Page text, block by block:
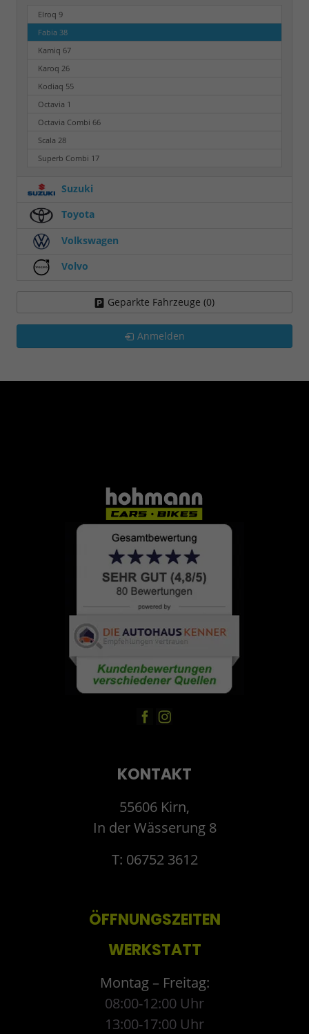
Elroq 9
Fabia 38
Kamiq 67
Karoq 26
Kodiaq 55
Octavia 1
Octavia Combi 66
Scala 28
Superb Combi 17
Suzuki
Toyota
Volkswagen
Volvo
Geparkte Fahrzeuge (0)
Anmelden
KONTAKT
55606 Kirn,
In der Wässerung 8
T: 06752 3612
ÖFFNUNGSZEITEN
WERKSTATT
Montag – Freitag:
08:00-12:00 Uhr
13:00-17:00 Uhr